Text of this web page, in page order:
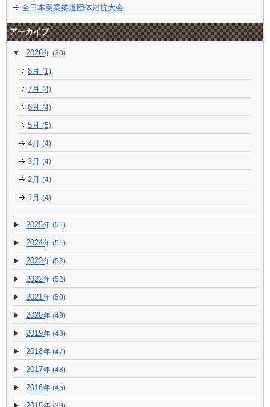
全日本実業柔道団体対抗大会
アーカイブ
2026 (30)
8月 (1)
7月 (4)
6月 (4)
5月 (5)
4月 (4)
3月 (4)
2月 (4)
1月 (4)
2025 (51)
2024 (51)
2023 (52)
2022 (52)
2021 (50)
2020 (49)
2019 (48)
2018 (47)
2017 (48)
2016 (45)